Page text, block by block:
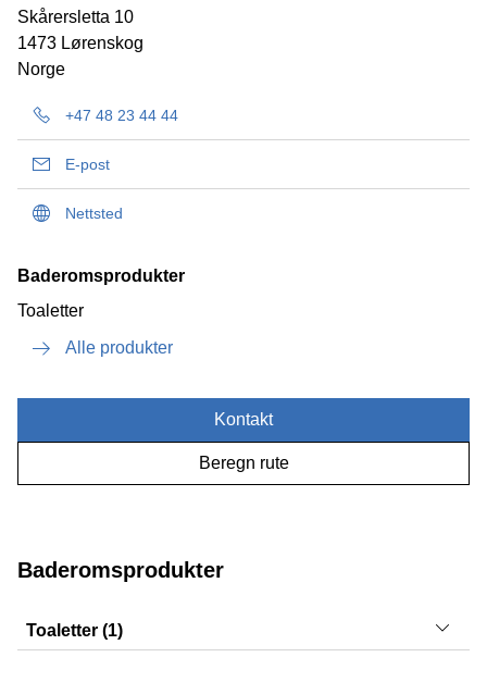
Skårersletta 10
1473 Lørenskog
Norge
+47 48 23 44 44
E-post
Nettsted
Baderomsprodukter
Toaletter
Alle produkter
Kontakt
Beregn rute
Baderomsprodukter
Toaletter (1)